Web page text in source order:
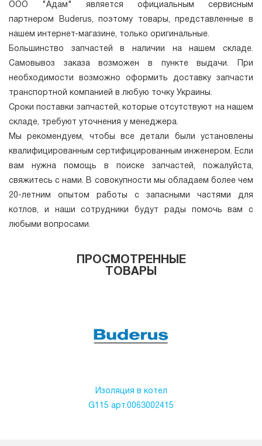
ООО "Адам" является официальным сервисным
партнером Buderus, поэтому товары, представленные в
нашем интернет-магазине, только оригинальные.
Большинство запчастей в наличии на нашем складе.
Самовывоз заказа возможен в пункте выдачи. При
необходимости возможно оформить доставку запчасти
транспортной компанией в любую точку Украины.
Сроки поставки запчастей, которые отсутствуют на нашем
складе, требуют уточнения у менеджера.
Мы рекомендуем, чтобы все детали были установлены
квалифицированным сертифицированным инженером. Если
вам нужна помощь в поиске запчастей, пожалуйста,
свяжитесь с нами. В совокупности мы обладаем более чем
20-летним опытом работы с запасными частями для
котлов, и наши сотрудники будут рады помочь вам с
любыми вопросами.
ПРОСМОТРЕННЫЕ
ТОВАРЫ
Изоляция в котел
G115 арт.0063002415